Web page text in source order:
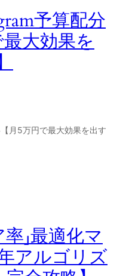
予算配分
大効果を
月5万円で最大効果を出す
」最適化マ
アルゴリズ